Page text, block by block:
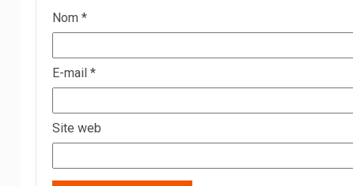
Nom *
E-mail *
Site web